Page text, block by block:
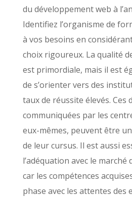
du développement web à
Identifiez l’organisme de
à vos besoins en
choix rigoureux. La qualité
est primordiale, mais il est
de s’orienter vers des
taux de réussite élevés. Ces
communiquées par les
eux-mêmes, peuvent être
de leur cursus. Il est aussi
l’adéquation avec le marché
car les compétences
phase avec les attentes des